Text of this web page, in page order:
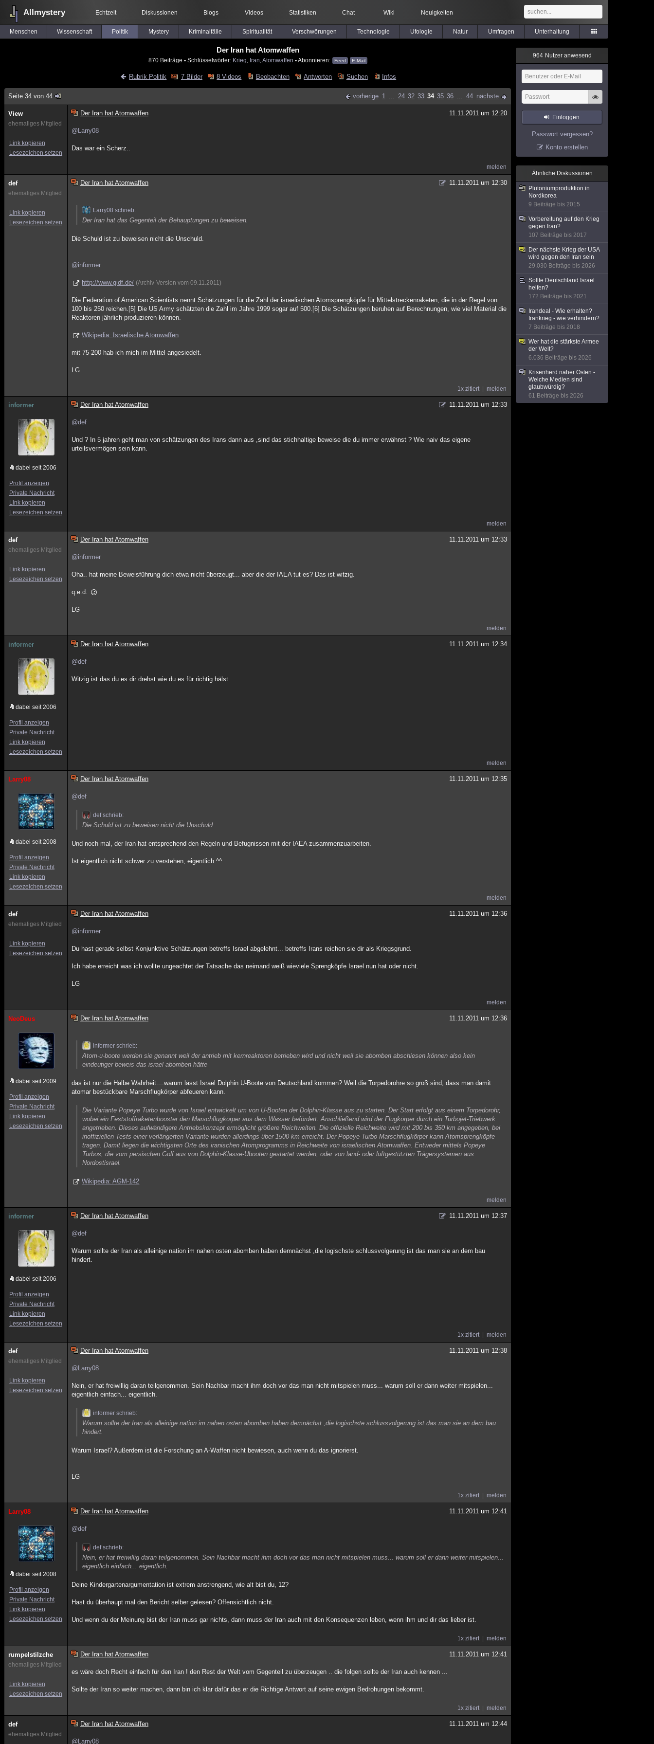
Allmystery Echtzeit Diskussionen Blogs Videos Statistiken Chat Wiki Neuigkeiten
Menschen Wissenschaft Politik Mystery Kriminalfälle Spiritualität Verschwörungen Technologie Ufologie Natur Umfragen Unterhaltung
Der Iran hat Atomwaffen
870 Beiträge ▪ Schlüsselwörter: Krieg Iran Atomwaffen ▪ Abonnieren: Feed E-Mail
Rubrik Politik 7 Bilder 8 Videos Beobachten Antworten Suchen Infos
Seite 34 von 44 vorherige 1 ... 24 32 33 34 35 36 ... 44 nächste
View
ehemaliges Mitglied
Link kopieren
Lesezeichen setzen
Der Iran hat Atomwaffen 11.11.2011 um 12:20
@Larry08
Das war ein Scherz..
melden
def
ehemaliges Mitglied
Link kopieren
Lesezeichen setzen
Der Iran hat Atomwaffen 11.11.2011 um 12:30
Larry08 schrieb:
Der Iran hat das Gegenteil der Behauptungen zu beweisen.
Die Schuld ist zu beweisen nicht die Unschuld.
@informer
http://www.gidf.de/ (Archiv-Version vom 09.11.2011)
Die Federation of American Scientists nennt Schätzungen für die Zahl der israelischen Atomsprengköpfe für Mittelstreckenraketen, die in der Regel von
100 bis 250 reichen.[5] Die US Army schätzten die Zahl im Jahre 1999 sogar auf 500.[6] Die Schätzungen beruhen auf Berechnungen, wie viel Material die
Reaktoren jährlich produzieren können.
Wikipedia: Israelische Atomwaffen
mit 75-200 hab ich mich im Mittel angesiedelt.
LG
1x zitiert melden
informer
dabei seit 2006
Profil anzeigen
Private Nachricht
Link kopieren
Lesezeichen setzen
Der Iran hat Atomwaffen 11.11.2011 um 12:33
@def
Und ? In 5 jahren geht man von schätzungen des Irans dann aus ,sind das stichhaltige beweise die du immer erwähnst ? Wie naiv das eigene
urteilsvermögen sein kann.
melden
def
ehemaliges Mitglied
Link kopieren
Lesezeichen setzen
Der Iran hat Atomwaffen 11.11.2011 um 12:33
@informer
Oha.. hat meine Beweisführung dich etwa nicht überzeugt... aber die der IAEA tut es? Das ist witzig.
q.e.d.
LG
melden
informer
dabei seit 2006
Profil anzeigen
Private Nachricht
Link kopieren
Lesezeichen setzen
Der Iran hat Atomwaffen 11.11.2011 um 12:34
@def
Witzig ist das du es dir drehst wie du es für richtig hälst.
melden
Larry08
dabei seit 2008
Profil anzeigen
Private Nachricht
Link kopieren
Lesezeichen setzen
Der Iran hat Atomwaffen 11.11.2011 um 12:35
@def
def schrieb:
Die Schuld ist zu beweisen nicht die Unschuld.
Und noch mal, der Iran hat entsprechend den Regeln und Befugnissen mit der IAEA zusammenzuarbeiten.
Ist eigentlich nicht schwer zu verstehen, eigentlich.^^
melden
def
ehemaliges Mitglied
Link kopieren
Lesezeichen setzen
Der Iran hat Atomwaffen 11.11.2011 um 12:36
@informer
Du hast gerade selbst Konjunktive Schätzungen betreffs Israel abgelehnt... betreffs Irans reichen sie dir als Kriegsgrund.
Ich habe erreicht was ich wollte ungeachtet der Tatsache das neimand weiß wieviele Sprengköpfe Israel nun hat oder nicht.
LG
melden
NeoDeus
dabei seit 2009
Profil anzeigen
Private Nachricht
Link kopieren
Lesezeichen setzen
Der Iran hat Atomwaffen 11.11.2011 um 12:36
informer schrieb:
Atom-u-boote werden sie genannt weil der antrieb mit kernreaktoren betrieben wird und nicht weil sie abomben abschiesen können also kein
eindeutiger beweis das israel abomben hätte
das ist nur die Halbe Wahrheit....warum lässt Israel Dolphin U-Boote von Deutschland kommen? Weil die Torpedorohre so groß sind, dass man damit
atomar bestückbare Marschflugkörper abfeueren kann.
Die Variante Popeye Turbo wurde von Israel entwickelt um von U-Booten der Dolphin-Klasse aus zu starten. Der Start erfolgt aus einem Torpedorohr,
wobei ein Feststoffraketenbooster den Marschflugkörper aus dem Wasser befördert. Anschließend wird der Flugkörper durch ein Turbojet-Triebwerk
angetrieben. Dieses aufwändigere Antriebskonzept ermöglicht größere Reichweiten. Die offizielle Reichweite wird mit 200 bis 350 km angegeben, bei
inoffiziellen Tests einer verlängerten Variante wurden allerdings über 1500 km erreicht. Der Popeye Turbo Marschflugkörper kann Atomsprengköpfe
tragen. Damit liegen die wichtigsten Orte des iranischen Atomprogramms in Reichweite von israelischen Atomwaffen. Entweder mittels Popeye
Turbos, die vom persischen Golf aus von Dolphin-Klasse-Ubooten gestartet werden, oder von land- oder luftgestützten Trägersystemen aus
Nordostisrael.
Wikipedia: AGM-142
melden
informer
dabei seit 2006
Profil anzeigen
Private Nachricht
Link kopieren
Lesezeichen setzen
Der Iran hat Atomwaffen 11.11.2011 um 12:37
@def
Warum sollte der Iran als alleinige nation im nahen osten abomben haben demnächst ,die logischste schlussvolgerung ist das man sie an dem bau
hindert.
1x zitiert melden
def
ehemaliges Mitglied
Link kopieren
Lesezeichen setzen
Der Iran hat Atomwaffen 11.11.2011 um 12:38
@Larry08
Nein, er hat freiwillig daran teilgenommen. Sein Nachbar macht ihm doch vor das man nicht mitspielen muss... warum soll er dann weiter mitspielen...
eigentlich einfach... eigentlich.
informer schrieb:
Warum sollte der Iran als alleinige nation im nahen osten abomben haben demnächst ,die logischste schlussvolgerung ist das man sie an dem bau
hindert.
Warum Israel? Außerdem ist die Forschung an A-Waffen nicht bewiesen, auch wenn du das ignorierst.
LG
1x zitiert melden
Larry08
dabei seit 2008
Profil anzeigen
Private Nachricht
Link kopieren
Lesezeichen setzen
Der Iran hat Atomwaffen 11.11.2011 um 12:41
@def
def schrieb:
Nein, er hat freiwillig daran teilgenommen. Sein Nachbar macht ihm doch vor das man nicht mitspielen muss... warum soll er dann weiter mitspielen...
eigentlich einfach... eigentlich.
Deine Kindergartenargumentation ist extrem anstrengend, wie alt bist du, 12?
Hast du überhaupt mal den Bericht selber gelesen? Offensichtlich nicht.
Und wenn du der Meinung bist der Iran muss gar nichts, dann muss der Iran auch mit den Konsequenzen leben, wenn ihm und dir das lieber ist.
1x zitiert melden
rumpelstilzche
ehemaliges Mitglied
Link kopieren
Lesezeichen setzen
Der Iran hat Atomwaffen 11.11.2011 um 12:41
es wäre doch Recht einfach für den Iran ! den Rest der Welt vom Gegenteil zu überzeugen .. die folgen sollte der Iran auch kennen ...
Sollte der Iran so weiter machen, dann bin ich klar dafür das er die Richtige Antwort auf seine ewigen Bedrohungen bekommt.
1x zitiert melden
def
ehemaliges Mitglied
Der Iran hat Atomwaffen 11.11.2011 um 12:44
@Larry08
964 Nutzer anwesend
Einloggen
Passwort vergessen?
Konto erstellen
Ähnliche Diskussionen
Plutoniumproduktion in
Nordkorea
9 Beiträge bis 2015
Vorbereitung auf den Krieg
gegen Iran?
107 Beiträge bis 2017
Der nächste Krieg der USA
wird gegen den Iran sein
29.030 Beiträge bis 2026
Sollte Deutschland Israel
helfen?
172 Beiträge bis 2021
Irandeal - Wie erhalten?
Irankrieg - wie verhindern?
7 Beiträge bis 2018
Wer hat die stärkste Armee
der Welt?
6.036 Beiträge bis 2026
Krisenherd naher Osten -
Welche Medien sind
glaubwürdig?
61 Beiträge bis 2026